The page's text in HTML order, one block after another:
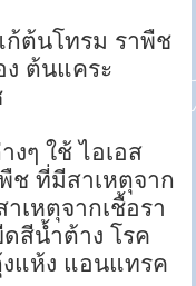
ต้นโทรม ราพืช
ง ต้นแคระ
งๆ ใช้ ไอเอส
ช ที่มีสาเหตุจาก
เหตุจากเชื้อรา
สีน้ำต้าง โรค
แห้ง แอนแทรค